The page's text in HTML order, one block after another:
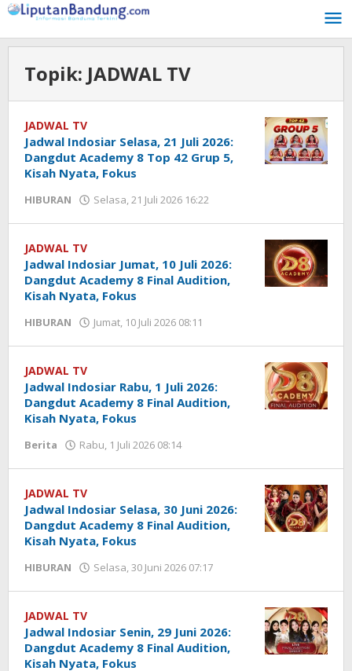
Lewati
konten
Topik: JADWAL TV
JADWAL TV
Jadwal Indosiar Selasa, 21 Juli 2026:
Dangdut Academy 8 Top 42 Grup 5,
Kisah Nyata, Fokus
HIBURAN Selasa, 21 Juli 2026 16:22
JADWAL TV
Jadwal Indosiar Jumat, 10 Juli 2026:
Dangdut Academy 8 Final Audition,
Kisah Nyata, Fokus
HIBURAN Jumat, 10 Juli 2026 08:11
JADWAL TV
Jadwal Indosiar Rabu, 1 Juli 2026:
Dangdut Academy 8 Final Audition,
Kisah Nyata, Fokus
Berita Rabu, 1 Juli 2026 08:14
JADWAL TV
Jadwal Indosiar Selasa, 30 Juni 2026:
Dangdut Academy 8 Final Audition,
Kisah Nyata, Fokus
HIBURAN Selasa, 30 Juni 2026 07:17
JADWAL TV
Jadwal Indosiar Senin, 29 Juni 2026:
Dangdut Academy 8 Final Audition,
Kisah Nyata, Fokus